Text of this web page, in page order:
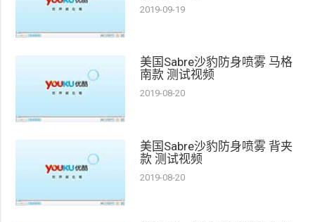
2019-09-19
美国Sabre沙豹防身喷雾 马格
南款 测试视频
2019-08-20
美国Sabre沙豹防身喷雾 背夹
款 测试视频
2019-08-20